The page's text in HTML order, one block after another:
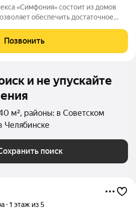
«Симфония» состоит из домов
обеспечить достаточное
с уже готовой базовой
ЖК
Позвонить
и не упускайте
м², районы: в Советском
Челябинске
поиск
1 этаж из 5